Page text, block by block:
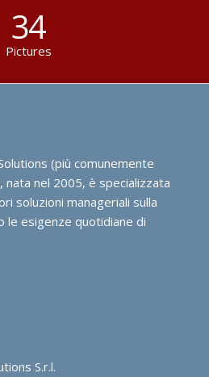
34
Pictures
(più comunemente
nata nel 2005, è specializzata
soluzioni manageriali sulla
le esigenze quotidiane di
S.r.l.